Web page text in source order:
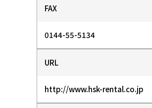
FAX
0144-55-5134
URL
http://www.hsk-rental.co.jp